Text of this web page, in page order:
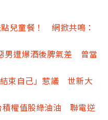
兒童餐！ 網掀共鳴：
男遭爆酒後脾氣差 曾當
束自己」惹議 世新大
權值股綠油油 聯電逆